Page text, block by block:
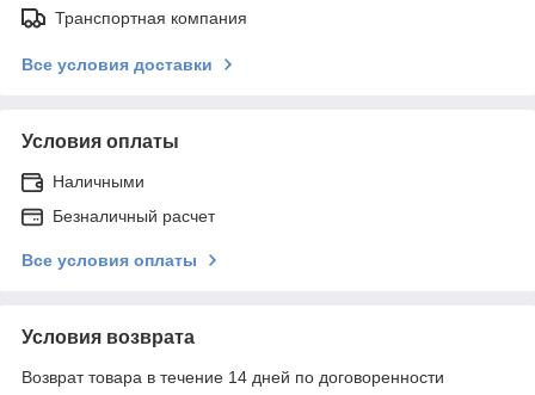
Транспортная компания
Все условия доставки
Условия оплаты
Наличными
Безналичный расчет
Все условия оплаты
Условия возврата
Возврат товара в течение 14 дней по договоренности